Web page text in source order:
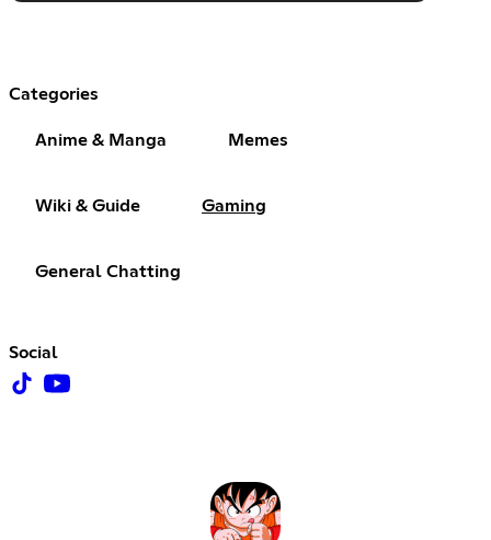
Categories
Anime & Manga Memes
Wiki & Guide Gaming
General Chatting
Social